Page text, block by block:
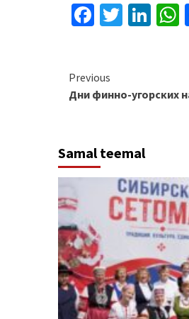
Facebook
Continue
Reading
Previous
Дни финно-угорских
Samal teemal